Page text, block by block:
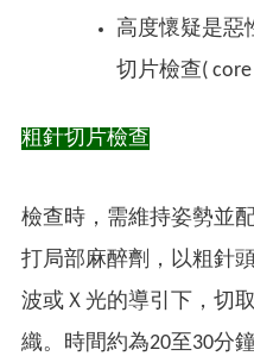
高度懷疑是惡
切片檢查( core
粗針切片檢查
檢查時，需維持姿勢並
打局部麻醉劑，以粗針
波或Ｘ光的導引下，切
織。時間約為20至30分